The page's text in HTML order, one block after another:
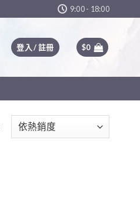
9:00 - 18:00
登入 / 註冊 $0